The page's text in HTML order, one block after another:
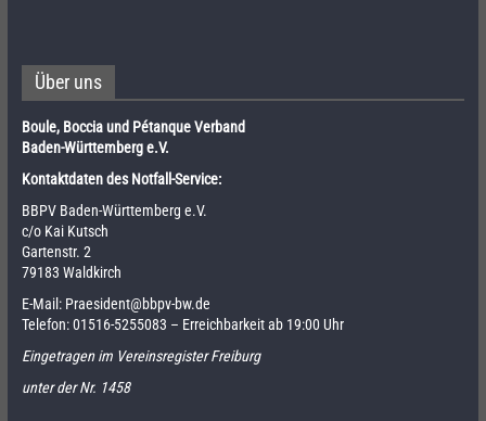
Über uns
Boule, Boccia und Pétanque Verband
Baden-Württemberg e.V.
Kontaktdaten des Notfall-Service:
BBPV Baden-Württemberg e.V.
c/o Kai Kutsch
Gartenstr. 2
79183 Waldkirch
E-Mail: Praesident@bbpv-bw.de
Telefon:01516-5255083 – Erreichbarkeit ab 19:00 Uhr
Eingetragen im Vereinsregister Freiburg
unter der Nr. 1458